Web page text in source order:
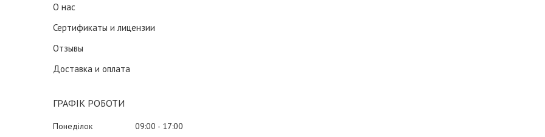
О нас
Сертификаты и лицензии
Отзывы
Доставка и оплата
ГРАФІК РОБОТИ
Понеділок 09:00
17:00